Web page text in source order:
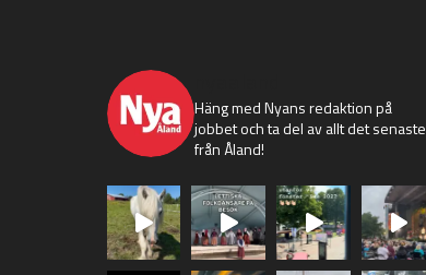
Häng med Nyans redaktion på
jobbet och ta del av allt det senaste
från Åland!